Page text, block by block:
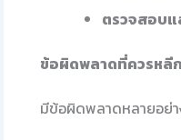
ตรวจสอบแ
ข้อผิดพลาดที่ควรหลี
มีข้อผิดพลาดหลายอย่า